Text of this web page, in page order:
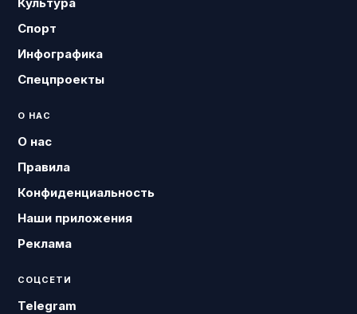
Спорт
Инфографика
Спецпроекты
О НАС
О нас
Правила
Конфиденциальность
Наши приложения
Реклама
СОЦСЕТИ
Telegram